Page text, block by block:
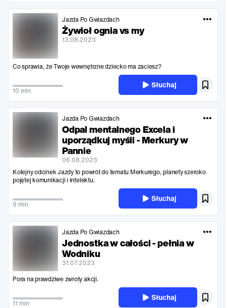
Jazda Po Gwiazdach
Żywioł ognia vs my
13.08.2023
Co sprawia, że Twoje wewnętrzne dziecko ma zaciesz?
10 min
Słuchaj
Jazda Po Gwiazdach
Odpal mentalnego Excela i
uporządkuj myśli - Merkury w
Pannie
06.08.2023
Kolejny odcinek Jazdy to powrót do tematu Merkurego, planety szeroko
pojętej komunikacji i intelektu.
9 min
Słuchaj
Jazda Po Gwiazdach
Jednostka w całości - pełnia w
Wodniku
31.07.2023
Pora na prawdziwe zwroty akcji.
11 min
Słuchaj